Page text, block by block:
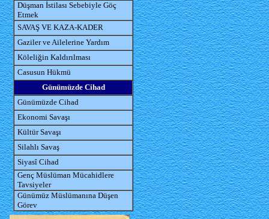
Düşman İstilası Sebebiyle Göç
Etmek
SAVAŞ VE KAZA-KADER
Gaziler ve Ailelerine Yardım
Köleliğin Kaldırılması
Casusun Hükmü
Günümüzde Cihad
Günümüzde Cihad
Ekonomi Savaşı
Kültür Savaşı
Silahlı Savaş
Siyasî Cihad
Genç Müslüman Mücahidlere
Tavsiyeler
Günümüz Müslümanına Düşen
Görev